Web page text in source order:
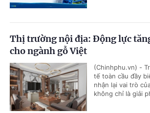
Thị trường nội địa: Động lực
cho ngành gỗ Việt
(Chinhphu.vn) -
tế toàn cầu đầy
nhận lại vai trò
không chỉ là giải